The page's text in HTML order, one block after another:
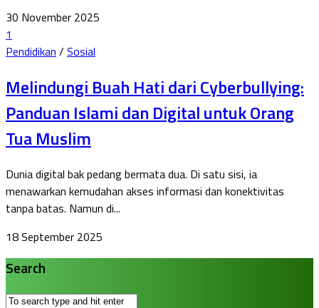
30 November 2025
1
Pendidikan / Sosial
Melindungi Buah Hati dari Cyberbullying:
Panduan Islami dan Digital untuk Orang
Tua Muslim
Dunia digital bak pedang bermata dua. Di satu sisi, ia
menawarkan kemudahan akses informasi dan konektivitas
tanpa batas. Namun di...
18 September 2025
Search